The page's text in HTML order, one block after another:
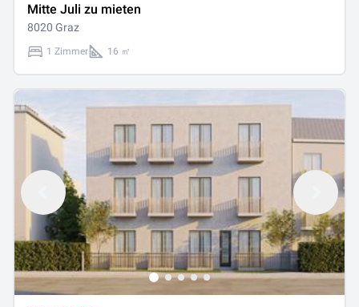
Mitte Juli zu mieten
8020 Graz
1 Zimmer 16 ㎡